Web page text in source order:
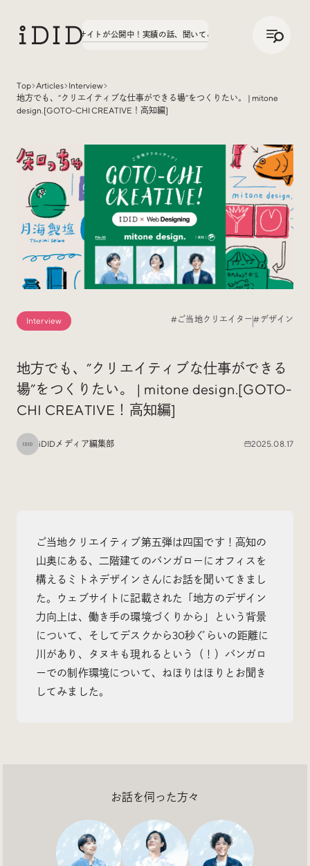
70周年サイトが公開中！ 実績の話、聞いてみた。第3弾、八文字学園70周年サイト
JP
Articles
Interview インタビュー
Sites Of Interest 今月の気になるサイト
Events イベント
Other そのほか
Today’s Bookmark
今日のブクマ
iDIDメディア編集部メンバーが見つけた気になるあれこ
れを、ほぼ毎日1つずつ紹介しています。
Radio
About NewsContact
Top Articles Interview
地方でも、”クリエイティブな仕事ができる場”をつくりたい。 | mitone
design.[GOTO-CHI CREATIVE！高知編]
Interview #ご当地クリエイター#デザイン
地方でも、”クリエイティブな仕事ができる
場”をつくりたい。 | mitone design.[GOTO-
CHI CREATIVE！高知編]
iDIDメディア編集部 2025.08.17
ご当地クリエイティブ第五弾は四国です！高知の
山奥にある、二階建てのバンガローにオフィスを
構えるミトネデザインさんにお話を聞いてきまし
た。ウェブサイトに記載された「地方のデザイン
力向上は、働き手の環境づくりから」という背景
について、そしてデスクから30秒ぐらいの距離に
川があり、タヌキも現れるという（！）バンガロ
ーでの制作環境について、ねほりはほりとお聞き
してみました。
お話を伺った方々